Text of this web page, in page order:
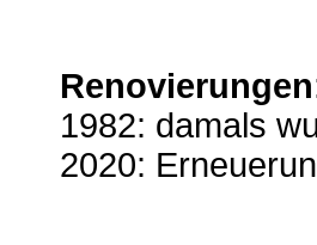
Renovierungen
1982: damals
2020: